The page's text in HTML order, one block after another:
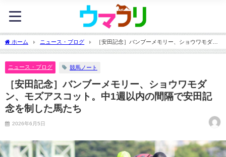
ホーム ニュース・ブログ
［安田記念］バンブーメモリー、ショウワモダ
ン、モズアスコット。中1週以内の間隔で安田記念を制した馬たち
ニュース・ブログ 競馬ノート
［安田記念］バンブーメモリー、ショウワモダ
ン、モズアスコット。中1週以内の間隔で安田記
念を制した馬たち
2026年6月5日